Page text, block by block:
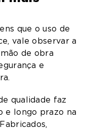
que o uso de
vale observar a
de obra
e
qualidade faz
e longo prazo na